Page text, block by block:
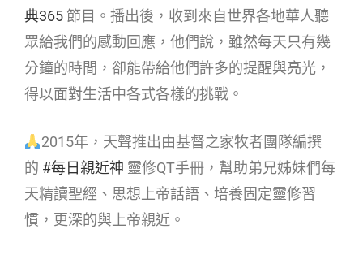
典365 節目。播出後，收到來自世界各地華人聽
眾給我們的感動回應，他們說，雖然每天只有幾
分鐘的時間，卻能帶給他們許多的提醒與亮光，
得以面對生活中各式各樣的挑戰。
2015年，天聲推出由基督之家牧者團隊編撰
的 #每日親近神 靈修QT手冊，幫助弟兄姊妹們每
天精讀聖經、思想上帝話語、培養固定靈修習
慣，更深的與上帝親近。